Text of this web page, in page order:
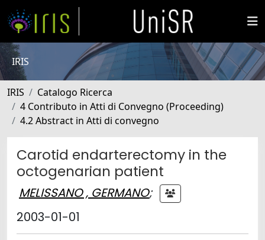
IRIS
IRIS
Catalogo Ricerca
4 Contributo in Atti di Convegno (Proceeding)
4.2 Abstract in Atti di convegno
Carotid endarterectomy in the
octogenarian patient
MELISSANO , GERMANO;
2003-01-01